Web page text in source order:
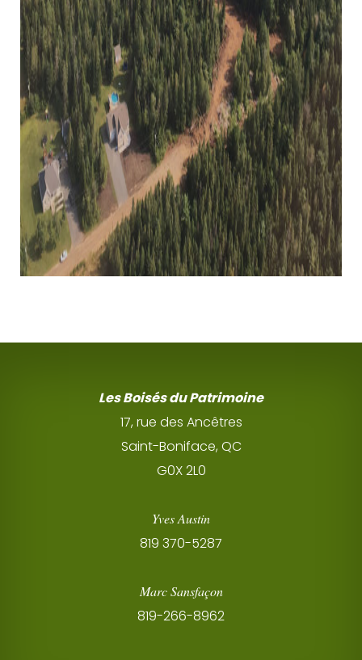
Les Boisés du Patrimoine
17, rue des Ancêtres
Saint-Boniface, QC
G0X 2L0
Yves Austin
819 370-5287
Marc Sansfaçon
819-266-8962